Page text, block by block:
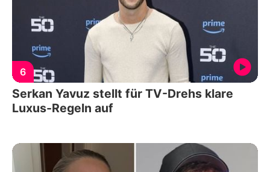
6
Serkan Yavuz stellt für TV-Drehs klare
Luxus-Regeln auf